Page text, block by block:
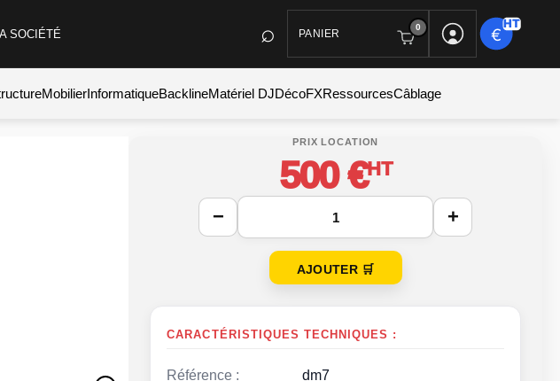
SOCIÉTÉ PANIER
0
MobilierInformatiqueBacklineMatériel DJDécoFXRessourcesCâblage
500 €HT
− +
AJOUTER 🛒
CARACTÉRISTIQUES TECHNIQUES :
Référence : dm7